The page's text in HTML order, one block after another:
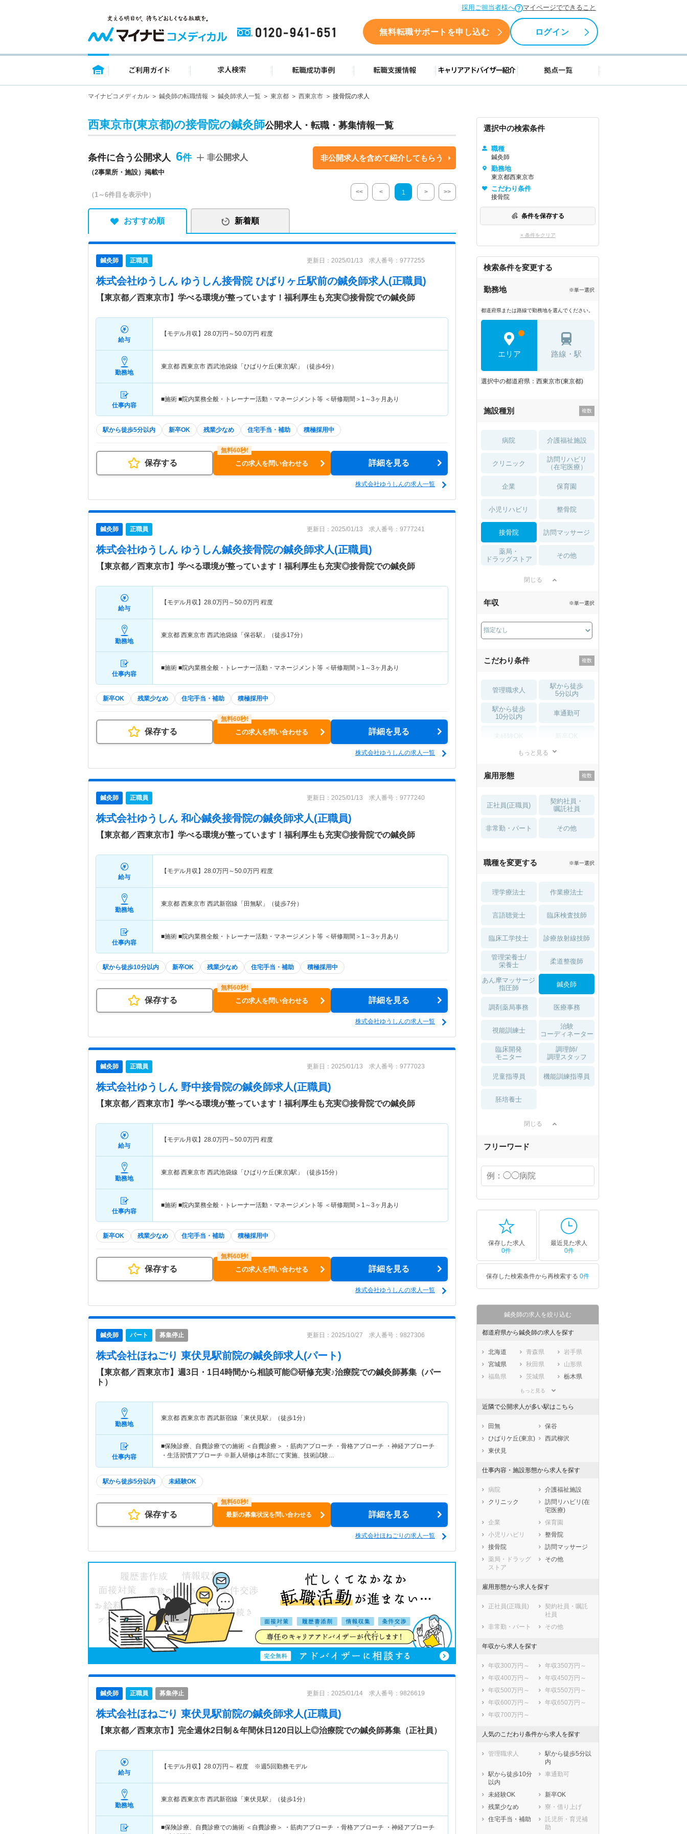
採用ご担当者様へ マイページでできること
0120-941-651 無料転職サポートを申し込む ログイン
トップページ ご利用ガイド 求人検索 転職成功事例 転職支援情報 キャリアアドバイザー紹介 拠点一覧
マイナビコメディカル 鍼灸師の転職情報 鍼灸師求人一覧 東京都 西東京市 接骨院の求人
西東京市(東京都)の接骨院の鍼灸師公開求人・転職・募集情報一覧
条件に合う公開求人 6
（2事業所・施設）掲載中
非公開求人 非公開求人を含めて紹介してもらう
（1～6件目を表示中） << < 1 > >>
おすすめ順 新着順
鍼灸師 正職員 更新日：2025/01/13 求人番号：9777255
株式会社ゆうしん ゆうしん接骨院 ひばりヶ丘駅前の鍼灸師求人(正職員)
【東京都／西東京市】学べる環境が整っています！福利厚生も充実◎接骨院での鍼灸師
給与
【モデル月収】 28.0万円～50.0万円 程度
勤務地
東京都 西東京市 西武池袋線「ひばりケ丘(東京)駅」（徒歩4分）
仕事内容
■施術 ■院内業務全般・トレーナー活動・マネージメント等 ＜研修期間＞1～3ヶ月あり
駅から徒歩5分以内 新卒OK 残業少なめ 住宅手当・補助 積極採用中
保存する この求人を問い合わせる 詳細を見る
株式会社ゆうしんの求人一覧
鍼灸師 正職員 更新日：2025/01/13 求人番号：9777241
株式会社ゆうしん ゆうしん鍼灸接骨院の鍼灸師求人(正職員)
【東京都／西東京市】学べる環境が整っています！福利厚生も充実◎接骨院での鍼灸師
給与
【モデル月収】 28.0万円～50.0万円 程度
勤務地
東京都 西東京市 西武池袋線「保谷駅」（徒歩17分）
仕事内容
■施術 ■院内業務全般・トレーナー活動・マネージメント等 ＜研修期間＞1～3ヶ月あり
新卒OK 残業少なめ 住宅手当・補助 積極採用中
保存する この求人を問い合わせる 詳細を見る
株式会社ゆうしんの求人一覧
鍼灸師 正職員 更新日：2025/01/13 求人番号：9777240
株式会社ゆうしん 和心鍼灸接骨院の鍼灸師求人(正職員)
【東京都／西東京市】学べる環境が整っています！福利厚生も充実◎接骨院での鍼灸師
給与
【モデル月収】 28.0万円～50.0万円 程度
勤務地
東京都 西東京市 西武新宿線「田無駅」（徒歩7分）
仕事内容
■施術 ■院内業務全般・トレーナー活動・マネージメント等 ＜研修期間＞1～3ヶ月あり
駅から徒歩10分以内 新卒OK 残業少なめ 住宅手当・補助 積極採用中
保存する この求人を問い合わせる 詳細を見る
株式会社ゆうしんの求人一覧
鍼灸師 正職員 更新日：2025/01/13 求人番号：9777023
株式会社ゆうしん 野中接骨院の鍼灸師求人(正職員)
【東京都／西東京市】学べる環境が整っています！福利厚生も充実◎接骨院での鍼灸師
給与
【モデル月収】 28.0万円～50.0万円 程度
勤務地
東京都 西東京市 西武池袋線「ひばりケ丘(東京)駅」（徒歩15分）
仕事内容
■施術 ■院内業務全般・トレーナー活動・マネージメント等 ＜研修期間＞1～3ヶ月あり
新卒OK 残業少なめ 住宅手当・補助 積極採用中
保存する この求人を問い合わせる 詳細を見る
株式会社ゆうしんの求人一覧
鍼灸師 パート 募集停止 更新日：2025/10/27 求人番号：9827306
株式会社ほねごり 東伏見駅前院の鍼灸師求人(パート)
【東京都／西東京市】週3日・1日4時間から相談可能◎研修充実♪治療院での鍼灸師募集（パー
ト）
勤務地
東京都 西東京市 西武新宿線「東伏見駅」（徒歩1分）
仕事内容
■保険診療、自費診療での施術 ＜自費診療＞ ・筋肉アプローチ ・骨格アプローチ ・神経アプローチ
・生活習慣アプローチ ※新人研修は本部にて実施、技術試験…
駅から徒歩5分以内 未経験OK
保存する 最新の募集状況を問い合わせる 詳細を見る
株式会社ほねごりの求人一覧
鍼灸師 正職員 募集停止 更新日：2025/01/14 求人番号：9826619
株式会社ほねごり 東伏見駅前院の鍼灸師求人(正職員)
【東京都／西東京市】完全週休2日制＆年間休日120日以上◎治療院での鍼灸師募集（正社員）
給与
【モデル月収】 28.0万円～ 程度 ※週5回勤務モデル
勤務地
東京都 西東京市 西武新宿線「東伏見駅」（徒歩1分）
■保険診療、自費診療での施術 ＜自費診療＞ ・筋肉アプローチ ・骨格アプローチ ・神経アプローチ
選択中の検索条件
職種
鍼灸師
勤務地
東京都西東京市
こだわり条件
接骨院
条件を保存する
× 条件をクリア
検索条件を変更する
勤務地 ※単一選択
都道府県または路線で勤務地を選んでください。
エリア 路線・駅
選択中の都道府県：西東京市(東京都)
施設種別
病院 介護福祉施設
クリニック
訪問リハビリ
（在宅医療）
企業 保育園
小児リハビリ 整骨院
接骨院 訪問マッサージ
薬局・
ドラッグストア
その他
閉じる
年収 ※単一選択
こだわり条件
管理職求人
駅から徒歩
5分以内
駅から徒歩
10分以内
車通勤可
住宅手当・補助
土日祝休 無資格 OK
積極採用中 WEB面接OK
もっと見る
雇用形態
正社員(正職員)
契約社員・
嘱託社員
非常勤・パート その他
職種を変更する ※単一選択
理学療法士 作業療法士
言語聴覚士 臨床検査技師
臨床工学技士 診療放射線技師
管理栄養士/
栄養士
柔道整復師
あん摩マッサージ
指圧師
鍼灸師
調剤薬局事務 医療事務
視能訓練士
治験
コーディネーター
臨床開発
モニター
調理師/
調理スタッフ
児童指導員 機能訓練指導員
胚培養士
閉じる
フリーワード
保存した求人
0件
最近見た求人
0件
保存した検索条件から再検索する 0件
鍼灸師の求人を絞り込む
都道府県から鍼灸師の求人を探す
北海道 青森県
岩手県
宮城県
秋田県
山形県
福島県
茨城県
栃木県
埼玉県
石川県
福井県
静岡県
愛知県
三重県
滋賀県
鳥取県
島根県
岡山県
広島県
山口県
徳島県
香川県
愛媛県
高知県
長崎県
熊本県
大分県
鹿児島県
沖縄県
もっと見る
近隣で公開求人が多い駅はこちら
田無
保谷
ひばりケ丘(東京)
西武柳沢
東伏見
仕事内容・施設形態から求人を探す
病院
介護福祉施設
クリニック
訪問リハビリ(在
宅医療)
企業
保育園
小児リハビリ
整骨院
接骨院
訪問マッサージ
薬局・ドラッグ
ストア
その他
雇用形態から求人を探す
正社員(正職員)
契約社員・嘱託
社員
非常勤・パート
その他
年収から求人を探す
年収300万円～
年収350万円～
年収400万円～
年収450万円～
年収500万円～
年収550万円～
年収600万円～
年収650万円～
年収700万円～
人気のこだわり条件から求人を探す
管理職求人
駅から徒歩5分以
内
駅から徒歩10分
以内
車通勤可
未経験OK
新卒OK
残業少なめ
寮・借り上げ
住宅手当・補助
託児所・育児補
助